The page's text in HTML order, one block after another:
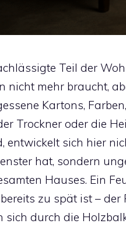
Teil der
nicht mehr braucht,
Kartons,
Trockner oder die
entwickelt sich hier
hat, sondern
Hauses. Ein
zu spät ist –
durch die